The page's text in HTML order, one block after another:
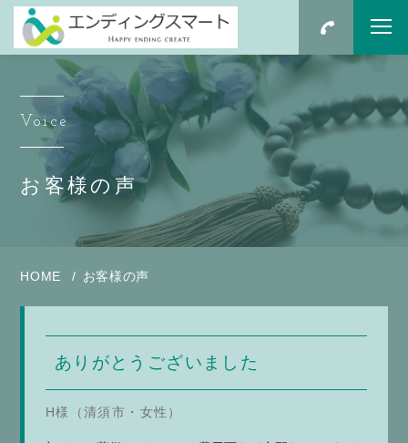
Voice
お客様の声
HOME お客様の声
ありがとうございました
H様（清須市・女性）